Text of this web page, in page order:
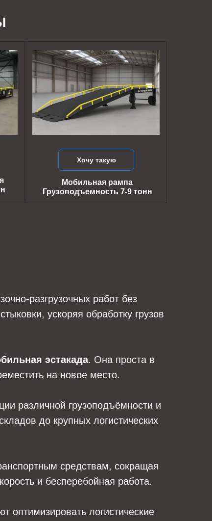
Хочу такую
Мобильная рампа
Грузоподъемность 7-9 тонн
разгрузочных работ без
ускоряя обработку грузов
эстакада. Она проста в
на новое место.
различной грузоподъёмности и
до крупных логистических
средствам, сокращая
и бесперебойная работа.
оптимизировать логистические